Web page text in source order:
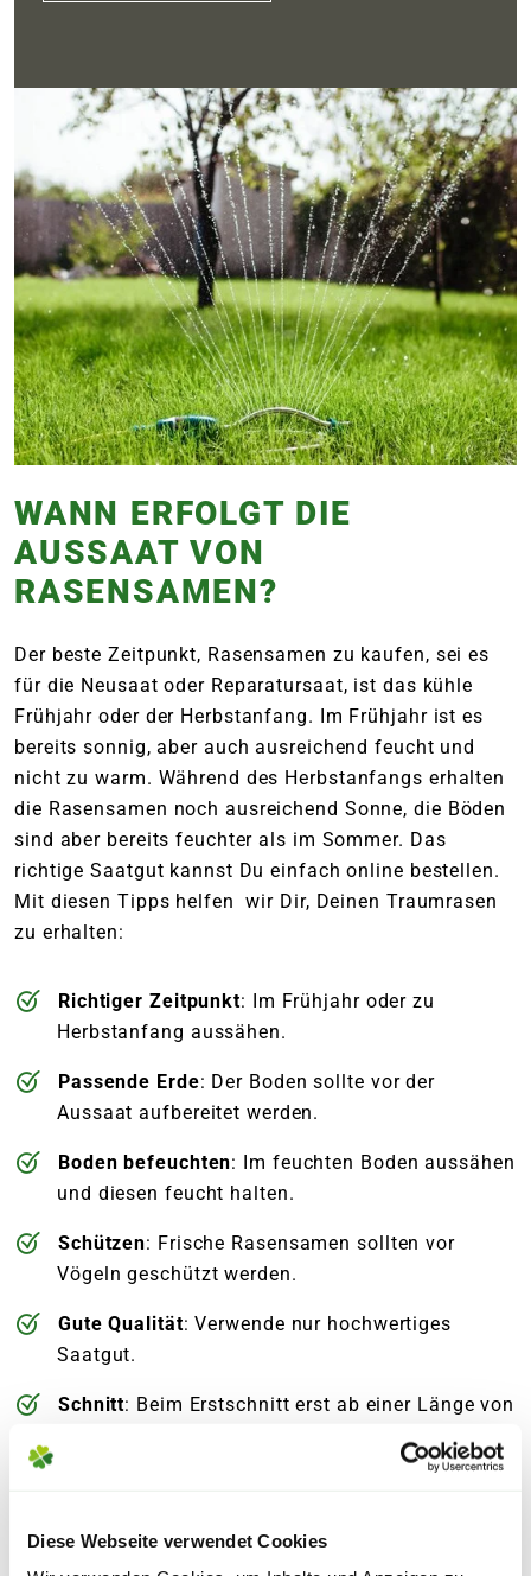
Diese Webseite verwendet Cookies
WANN ERFOLGT DIE
AUSSAAT VON
RASENSAMEN?
Der beste Zeitpunkt, Rasensamen zu kaufen, sei es
für die Neusaat oder Reparatursaat, ist das kühle
Frühjahr oder der Herbstanfang. Im Frühjahr ist es
bereits sonnig, aber auch ausreichend feucht und
nicht zu warm. Während des Herbstanfangs erhalten
die Rasensamen noch ausreichend Sonne, die Böden
sind aber bereits feuchter als im Sommer. Das
richtige Saatgut kannst Du einfach online bestellen.
Mit diesen Tipps helfen wir Dir, Deinen Traumrasen
zu erhalten:
Richtiger Zeitpunkt: Im Frühjahr oder zu
Herbstanfang aussähen.
Passende Erde: Der Boden sollte vor der
Aussaat aufbereitet werden.
Boden befeuchten: Im feuchten Boden aussähen
und diesen feucht halten.
Schützen: Frische Rasensamen sollten vor
Vögeln geschützt werden.
Gute Qualität: Verwende nur hochwertiges
Saatgut.
Schnitt: Beim Erstschnitt erst ab einer Länge von
10 cm und nicht kürzer als 5 cm schneiden.